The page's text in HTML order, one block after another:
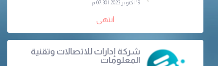
19 أكتوبر 2023 | 07:30 م
انتهى
شركة إدارات للاتصالات وتقنية
المعلومات